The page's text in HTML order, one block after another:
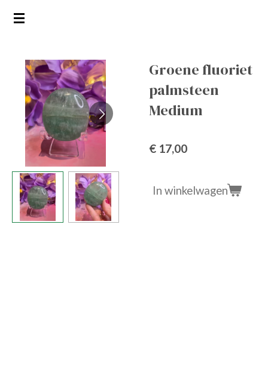
Ga
hoofdinhoud
Groene fluoriet
palmsteen
Medium
€ 17,00
In winkelwagen